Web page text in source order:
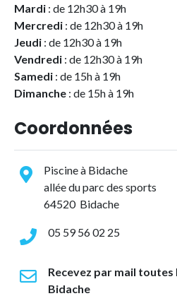
Mardi : de 12h30 à 19h
Mercredi : de 12h30 à 19h
Jeudi : de 12h30 à 19h
Vendredi : de 12h30 à 19h
Samedi : de 15h à 19h
Dimanche : de 15h à 19h
Coordonnées
Piscine à Bidache
allée du parc des sports
64520 Bidache
05 59 56 02 25
Recevez par mail toutes
Bidache